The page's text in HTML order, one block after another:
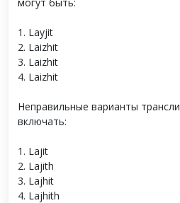
1. Layjit
2. Laizhit
3. Laizhit
4. Laizhit
Неправильные варианты
включать:
1. Lajit
2. Lajith
3. Lajhit
4. Lajhith